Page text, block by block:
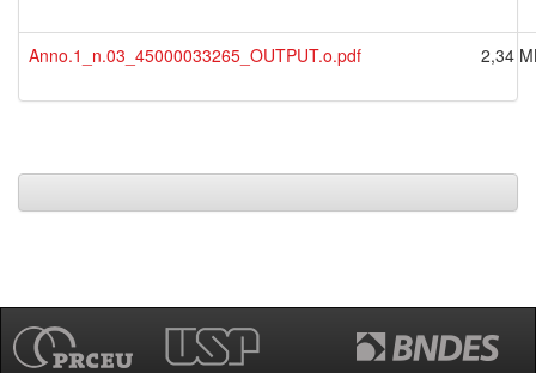
Anno.1_n.03_45000033265_OUTPUT.o.pdf 2,34